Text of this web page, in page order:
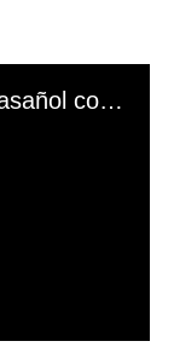
El mal momento de Yanina Gasañol con un hincha argentino en "Subrayado"